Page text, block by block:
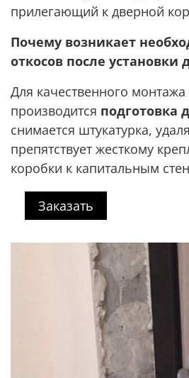
прилегающий к дверной
Почему возникает
откосов после установки
Для качественного
производится подготовка
снимается штукатурка,
препятствует жесткому
коробки к капитальным
Заказать